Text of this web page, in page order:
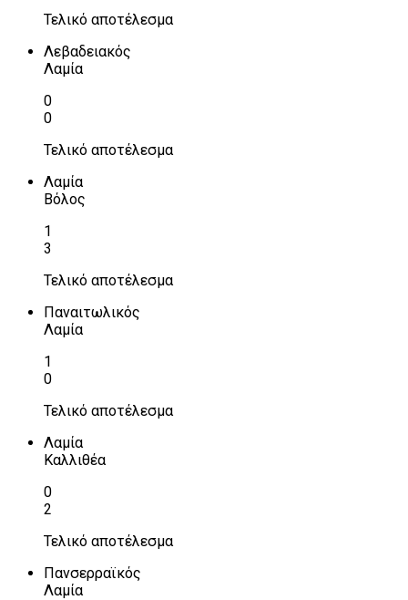
Τελικό αποτέλεσμα
Λεβαδειακός
Λαμία
0
0
Τελικό αποτέλεσμα
Λαμία
Βόλος
1
3
Τελικό αποτέλεσμα
Παναιτωλικός
Λαμία
1
0
Τελικό αποτέλεσμα
Λαμία
Καλλιθέα
0
2
Τελικό αποτέλεσμα
Πανσερραϊκός
Λαμία